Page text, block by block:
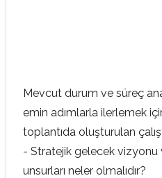
Mevcut durum ve süreç
emin adımlarla ilerlemek
toplantıda oluşturulan
- Stratejik gelecek vizyonu
unsurları neler olmalıdır?